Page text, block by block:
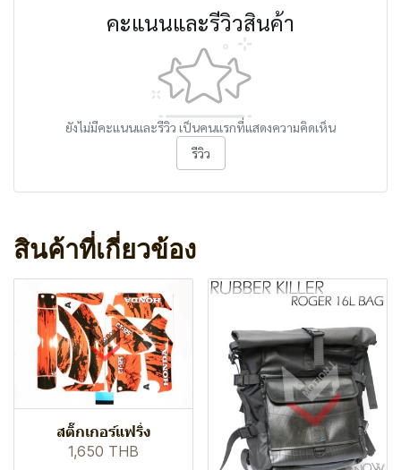
คะแนนและรีวิวสินค้า
ยังไม่มีคะแนนและรีวิว เป็นคนแรกที่แสดงความคิดเห็น
รีวิว
สินค้าที่เกี่ยวข้อง
สติ๊กเกอร์แฟริ่ง
1,650 THB